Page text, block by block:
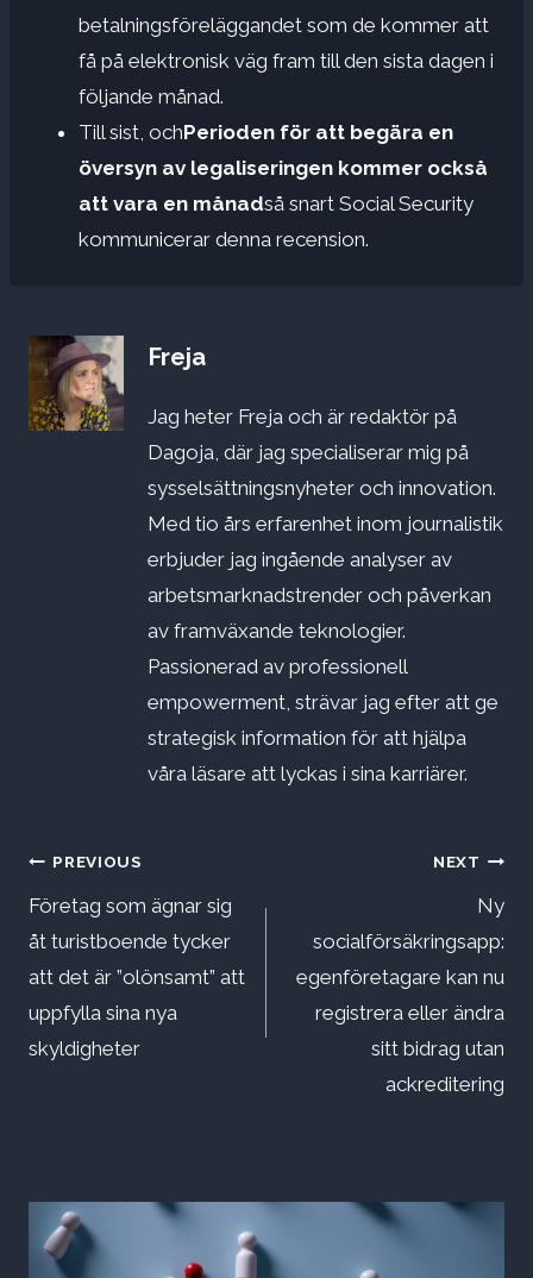
betalningsföreläggandet som de kommer att
få på elektronisk väg fram till den sista dagen i
följande månad.
Till sist, ochPerioden för att begära en
översyn av legaliseringen kommer också
att vara en månadså snart Social Security
kommunicerar denna recension.
Freja
Jag heter Freja och är redaktör på
Dagoja, där jag specialiserar mig på
sysselsättningsnyheter och innovation.
Med tio års erfarenhet inom journalistik
erbjuder jag ingående analyser av
arbetsmarknadstrender och påverkan
av framväxande teknologier.
Passionerad av professionell
empowerment, strävar jag efter att ge
strategisk information för att hjälpa
våra läsare att lyckas i sina karriärer.
Inläggsnavigering
PREVIOUS
Företag som ägnar sig
åt turistboende tycker
att det är ”olönsamt” att
uppfylla sina nya
skyldigheter
NEXT
Ny
socialförsäkringsapp:
egenföretagare kan nu
registrera eller ändra
sitt bidrag utan
ackreditering